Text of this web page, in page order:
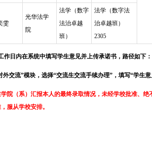
雯
光华法学
院
法学（数字
法治卓越
班）
法学（数字法
治卓越班）
2305
作日内在系统中填写学生意见并上传承诺书，路径如下：
外交流”模块，选择“交流生交流手续办理”，填写“学生
院（系）汇报本人的最终录取情况，未经学校批准、
服从学校安排。